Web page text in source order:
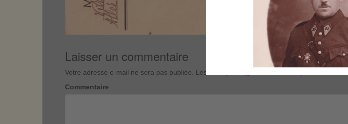
Laisser un commentaire
Votre adresse e-mail ne sera pas publiée. Les champs obligatoires sont indiqués avec
Commentaire